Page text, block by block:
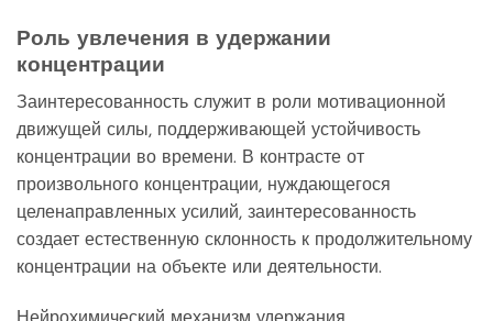
Роль увлечения в удержании
концентрации
Заинтересованность служит в роли мотивационной
движущей силы, поддерживающей устойчивость
концентрации во времени. В контрасте от
произвольного концентрации, нуждающегося
целенаправленных усилий, заинтересованность
создает естественную склонность к продолжительному
концентрации на объекте или деятельности.